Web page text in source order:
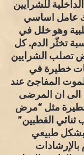
للشرايين
عامل اساسي
وهو خلل في
تخثّر الدم. كل
تصلب الشرايين
خطيرة في
المفاجئ عند
الى ان المرضى
مثل “مرض
ثنائي القطبين”
بشكل طبيعي
بالإرشادات